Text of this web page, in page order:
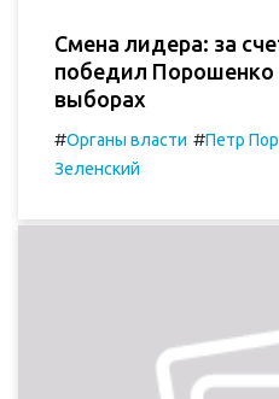
Смена лидера: за
победил Порошенко
выборах
#Органы власти #Петр
Зеленский